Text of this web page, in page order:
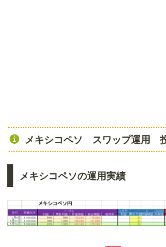
メキシコペソ スワップ運用
メキシコペソの運用実績